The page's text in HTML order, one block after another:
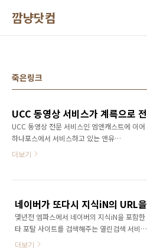
깜냥닷컴
죽은링크
UCC 동영상 전문 서비스인 엠앤캐스트에 이어
하나포스에서 서비스하고 있는 앤유
(http://andu.hanafos.com/)도 2010년 2월
는 정부기관 사이트까지도 동영상 서비스를 구
축했었다. 하지만 배(수익)보다 배꼽(지출)이 더
큰 사업을 유지할 수 있는 업체는 자금력이 풍부
한 대형 업체들 뿐! 사실 앤유가 서비스를 종료하
더보기
몇년전 엠파스에서 네이버의 지식iN을 포함한
타 포탈 사이트를 검색해주는 열린검색 서비스
를 내놓은 일이 있었다. 이에 네이버에서는 지식
더보기